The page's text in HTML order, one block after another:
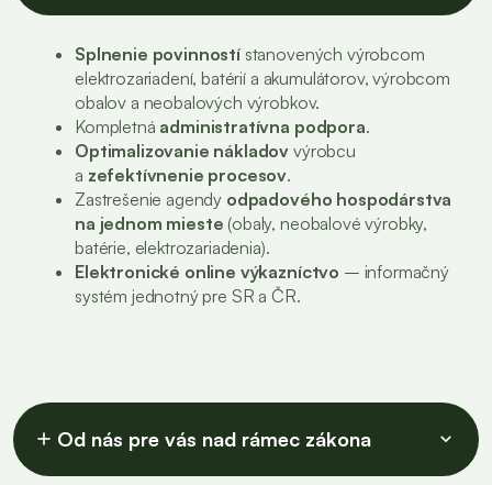
Splnenie povinností stanovených výrobcom
elektrozariadení, batérií a akumulátorov, výrobcom
obalov a neobalových výrobkov.
Kompletná administratívna podpora.
Optimalizovanie nákladov výrobcu
a zefektívnenie procesov.
Zastrešenie agendy odpadového hospodárstva
na jednom mieste (obaly, neobalové výrobky,
batérie, elektrozariadenia).
Elektronické online výkazníctvo – informačný
systém jednotný pre SR a ČR.
add Od nás pre vás nad rámec zákona keyboard_arrow_down